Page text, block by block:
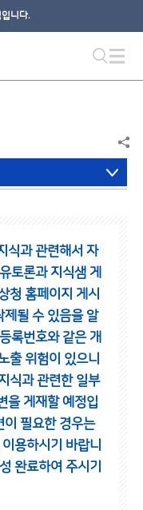
니다.
식과 관련해서 자
토론과 지식샘 게
청 홈페이지 게시
제될 수 있음을 알
록번호와 같은 개
출 위험이 있으니
식과 관련한 일부
을 게재할 예정입
필요한 경우는
용하시기 바랍니
완료하여 주시기